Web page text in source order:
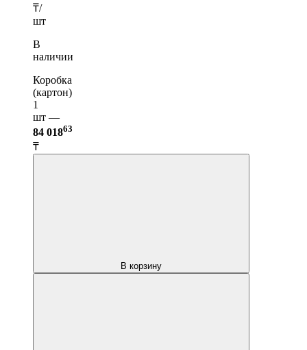
₸/
шт
В
наличии
Коробка
(картон)
1
шт —
84 01863
₸
В корзину